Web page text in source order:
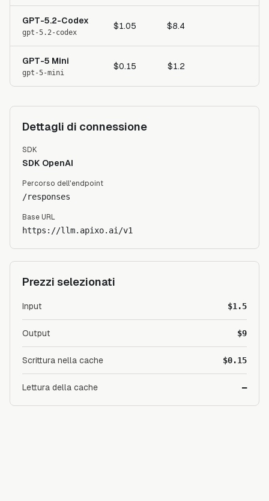
GPT-5.2-Codex
gpt-5.2-codex
$1.05 $8.4
GPT-5 Mini
gpt-5-mini
$0.15 $1.2
Dettagli di connessione
SDK
SDK OpenAI
Percorso dell'endpoint
/responses
Base URL
https://llm.apixo.ai/v1
Prezzi selezionati
Input $1.5
Output $9
Scrittura nella cache $0.15
Lettura della cache —